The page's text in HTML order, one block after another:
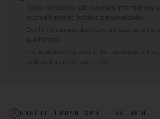
Estes conteúdos são recursos informativos e
aconselhamento jurídico personalizado.
Confirme sempre decisões críticas junto de
qualificado.
O conteúdo é específico da legislação
aplicável a outras jurisdições.
BABETE URBANISMO · BY BABETE